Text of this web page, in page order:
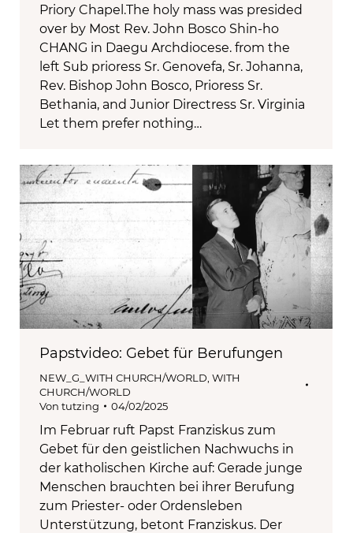
Priory Chapel.The holy mass was presided
over by Most Rev. John Bosco Shin-ho
CHANG in Daegu Archdiocese. from the
left Sub prioress Sr. Genovefa, Sr. Johanna,
Rev. Bishop John Bosco, Prioress Sr.
Bethania, and Junior Directress Sr. Virginia
Let them prefer nothing…
Papstvideo: Gebet für Berufungen
NEW_G_WITH CHURCH/WORLD WITH
CHURCH/WORLD
Von tutzing 04/02/2025
Im Februar ruft Papst Franziskus zum
Gebet für den geistlichen Nachwuchs in
der katholischen Kirche auf: Gerade junge
Menschen brauchten bei ihrer Berufung
zum Priester- oder Ordensleben
Unterstützung, betont Franziskus. Der